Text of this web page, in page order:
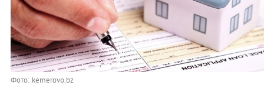
Фото: kemerovo.bz